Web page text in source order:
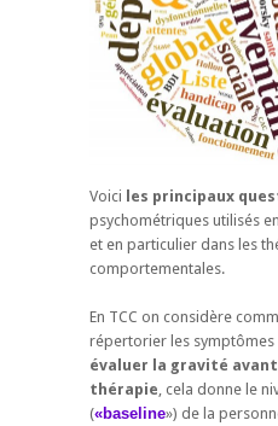
Voici les principaux
psychométriques utilisés
et en particulier dans les
comportementales.
En TCC on considère
répertorier les symptômes
évaluer la gravité
thérapie, cela donne le
(«baseline») de la